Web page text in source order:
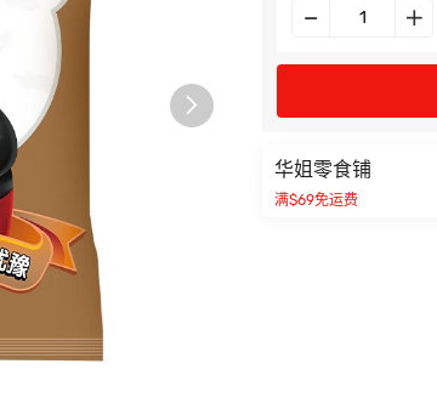

华姐零食铺
满$69免运费